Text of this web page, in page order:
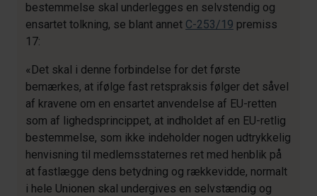
bestemmelse skal underlegges en selvstendig og
ensartet tolkning, se blant annet C-253/19 premiss
17:
«Det skal i denne forbindelse for det første
bemærkes, at ifølge fast retspraksis følger det såvel
af kravene om en ensartet anvendelse af EU-retten
som af lighedsprincippet, at indholdet af en EU-retlig
bestemmelse, som ikke indeholder nogen udtrykkelig
henvisning til medlemsstaternes ret med henblik på
at fastlægge dens betydning og rækkevidde, normalt
i hele Unionen skal undergives en selvstændig og